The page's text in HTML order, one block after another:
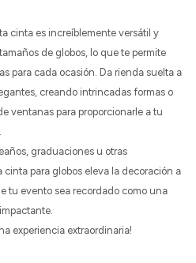
cinta es increíblemente versátil y
de globos, lo que te permite
para cada ocasión. Da rienda suelta a
creando intrincadas formas o
ventanas para proporcionarle a tu
graduaciones u otras
cinta para globos eleva la decoración a
tu evento sea recordado como una
experiencia extraordinaria!